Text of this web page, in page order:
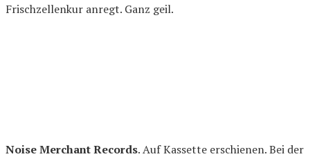
Frischzellenkur anregt. Ganz geil.
Noise Merchant Records. Auf Kassette erschienen. Bei der